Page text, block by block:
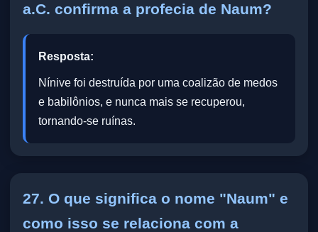
a.C. confirma a profecia de Naum?
Resposta:
Nínive foi destruída por uma coalizão de medos
e babilônios, e nunca mais se recuperou,
tornando-se ruínas.
27. O que significa o nome "Naum" e
como isso se relaciona com a